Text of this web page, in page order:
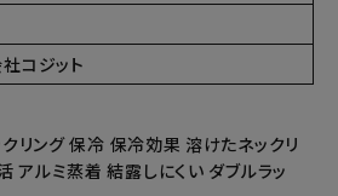
コジット
リング 保冷 保冷効果 溶けたネックリ
アルミ蒸着 結露しにくい ダブルラッ